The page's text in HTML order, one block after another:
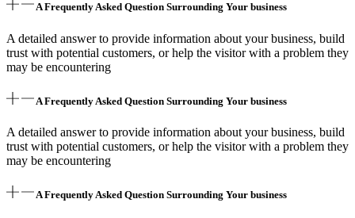
A Frequently Asked Question Surrounding Your business
A detailed answer to provide information about your business, build
trust with potential customers, or help the visitor with a problem they
may be encountering
A Frequently Asked Question Surrounding Your business
A detailed answer to provide information about your business, build
trust with potential customers, or help the visitor with a problem they
may be encountering
A Frequently Asked Question Surrounding Your business